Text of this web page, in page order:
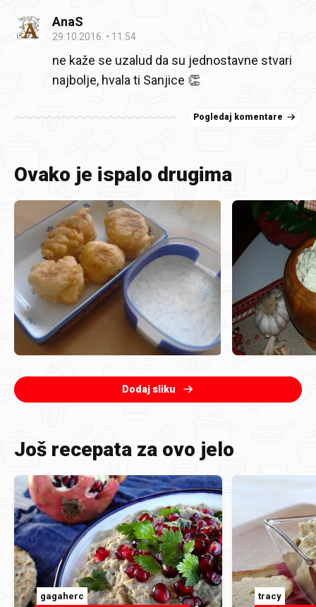
AnaS
29.10.2016. 11:54
ne kaže se uzalud da su jednostavne stvari
najbolje, hvala ti Sanjice 👏
Pogledaj komentare
Ovako je ispalo drugima
Dodaj sliku
Još recepata za ovo jelo
gagaherc tracy